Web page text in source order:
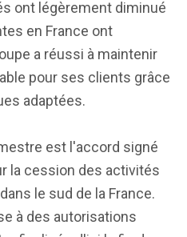
ont légèrement diminué
en France ont
a réussi à maintenir
pour ses clients grâce
adaptées.
est l'accord signé
la cession des activités
le sud de la France.
à des autorisations